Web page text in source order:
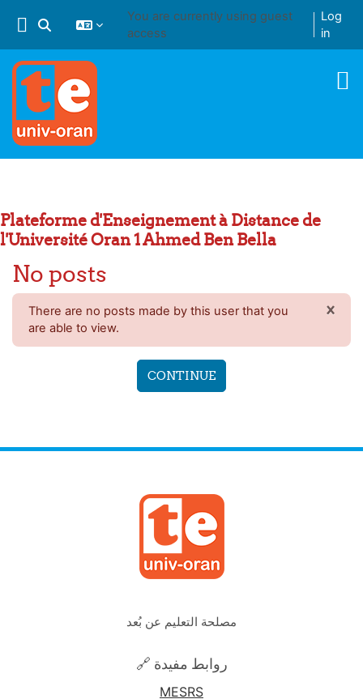
Toggle search input
You are currently using guest
access
Log
in
Plateforme d'Enseignement à Distance de
l'Université Oran 1 Ahmed Ben Bella
No posts
There are no posts made by this user that you
are able to view.
×
CONTINUE
مصلحة التعليم عن بُعد
🔗 روابط مفيدة
MESRS